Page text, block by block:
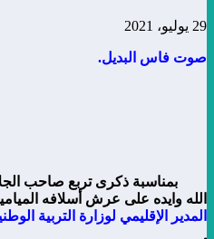
29 يوليو، 2021
صوت فاس البديل.
بمناسبة ذكرى تربع صاحب
الله وايده على عرش أسلافه
المدير الإقليمي لوزارة التربية